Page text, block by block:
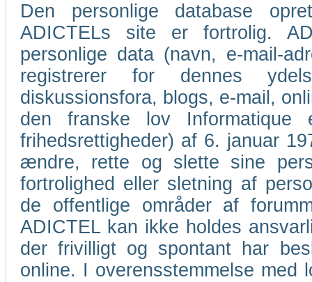
Den personlige database
ADICTELs site er fortrolig.
personlige data (navn, e-mail-
registrerer for dennes
diskussionsfora, blogs, e-mail,
den franske lov Informatique
frihedsrettigheder) af 6. januar
ændre, rette og slette sine
fortrolighed eller sletning af
de offentlige områder af
ADICTEL kan ikke holdes
der frivilligt og spontant har
online. I overensstemmelse med